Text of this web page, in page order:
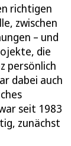
richtigen
zwischen
– und
die
persönlich
dabei auch
seit 1983
zunächst